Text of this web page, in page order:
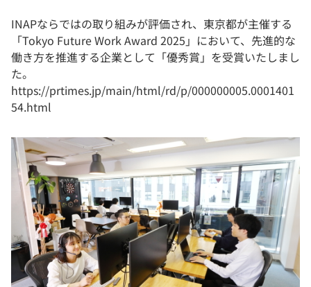
INAPならではの取り組みが評価され、東京都が主催する
「Tokyo Future Work Award 2025」において、先進的な
働き方を推進する企業として「優秀賞」を受賞いたしまし
た。
https://prtimes.jp/main/html/rd/p/000000005.0001401
54.html